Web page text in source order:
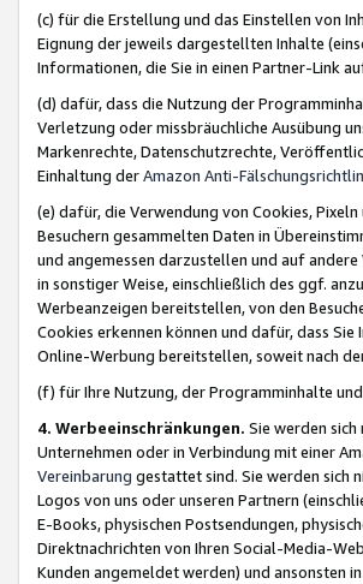
(c) für die Erstellung und das Einstellen von
Eignung der jeweils dargestellten Inhalte
Informationen, die Sie in einen Partner-Link
(d) dafür, dass die Nutzung der
Verletzung oder missbräuchliche Ausübung
Markenrechte, Datenschutzrechte,
Einhaltung derAmazon Anti-
(e) dafür, die Verwendung von Cookies,
Besuchern gesammelten Daten in
und angemessen darzustellen und auf
in sonstiger Weise, einschließlich des ggf.
Werbeanzeigen bereitstellen, von den
Cookies erkennen können und dafür, dass
Online-Werbung bereitstellen, soweit nach
(f) für Ihre Nutzung, der Programminhalte
4. Werbeeinschränkungen. Sie werden
Unternehmen oder in Verbindung mit einer
Vereinbarung gestattet sind. Sie werden sich
Logos von uns oder unseren Partnern
E-Books, physischen Postsendungen,
Direktnachrichten von Ihren Social-Media-
Kunden angemeldet werden) und ansonsten